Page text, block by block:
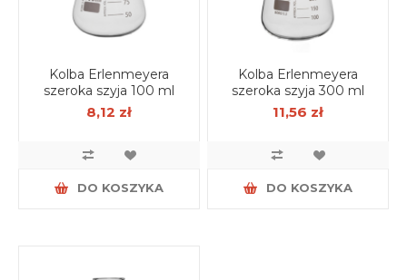
Kolba Erlenmeyera
szeroka szyja 100 ml
8,12 zł
DO KOSZYKA
Kolba Erlenmeyera
szeroka szyja 300 ml
11,56 zł
DO KOSZYKA